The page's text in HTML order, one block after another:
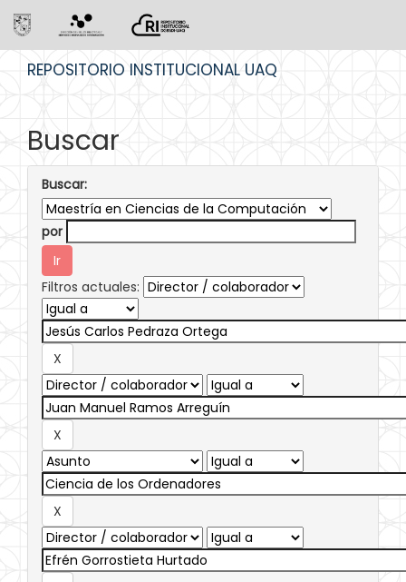
REPOSITORIO INSTITUCIONAL UAQ
Buscar
Buscar:
por
Filtros actuales: